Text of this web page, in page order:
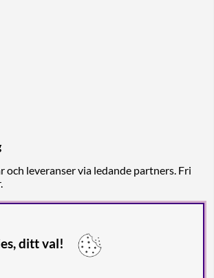
och leveranser via ledande partners. Fri
ditt val!